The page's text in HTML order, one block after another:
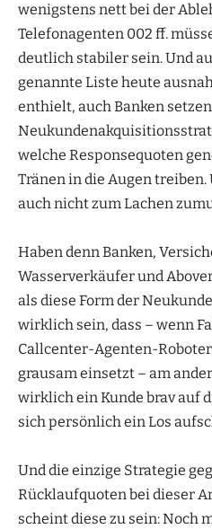
wenigstens nett bei der
Telefonagenten 002 ff.
deutlich stabiler sein. Und
genannte Liste heute
enthielt, auch Banken
welche Responsequoten
Tränen in die Augen treiben.
auch nicht zum Lachen
Haben denn Banken,
Wasserverkäufer und
als diese Form der
wirklich sein, dass – wenn
Callcenter-Agenten-Roboter
grausam einsetzt – am
wirklich ein Kunde brav auf
sich persönlich ein Los
Und die einzige Strategie
Rücklaufquoten bei dieser
scheint diese zu sein: Noch